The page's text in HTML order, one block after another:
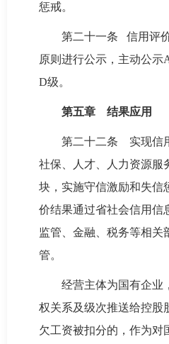
惩戒。
第二十一条 信用评
原则进行公示，主动公示
D级。
第五章 结果应用
第二十二条 实现信
社保、人才、人力资源服
块，实施守信激励和失信
价结果通过省社会信用信
监管、金融、税务等相关
管。
经营主体为国有企业
权关系及级次推送给控股
欠工资被扣分的，作为对